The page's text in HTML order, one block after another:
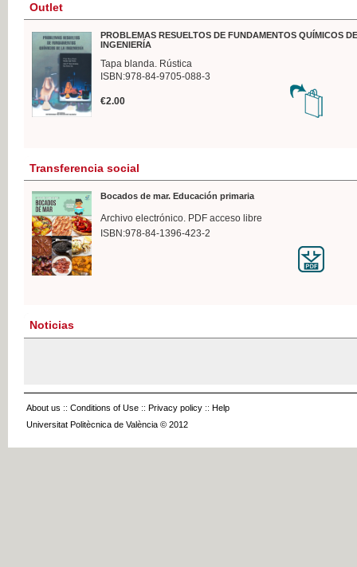
Outlet
PROBLEMAS RESUELTOS DE FUNDAMENTOS QUÍMICOS
INGENIERÍA
Tapa blanda. Rústica
ISBN:978-84-9705-088-3
€2.00
Transferencia social
Bocados de mar. Educación primaria
Archivo electrónico. PDF acceso libre
ISBN:978-84-1396-423-2
Noticias
About us :: Conditions of Use :: Privacy policy :: Help
Universitat Politècnica de València © 2012